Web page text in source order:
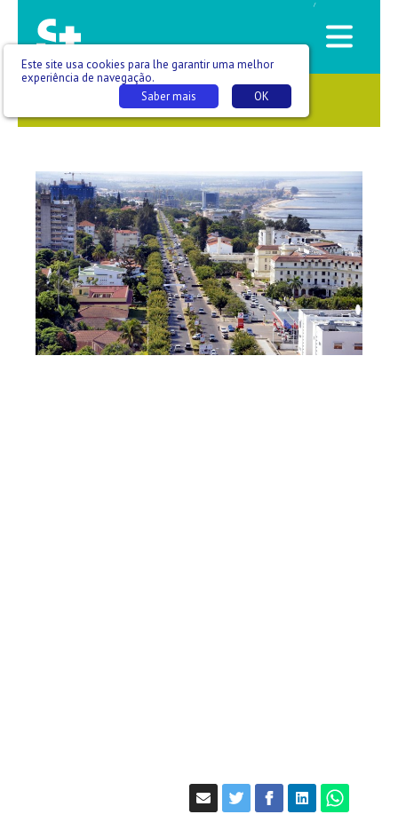
/
SAÚDE QUE SE VÊ
Este site usa cookies para lhe garantir uma melhor
experiência de navegação.
OK
Saber mais